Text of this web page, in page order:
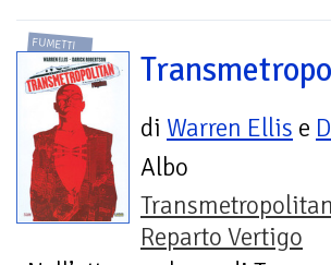
FUMETTI
di Warren Ellis e
Albo
Transmetropolitan
Reparto Vertigo